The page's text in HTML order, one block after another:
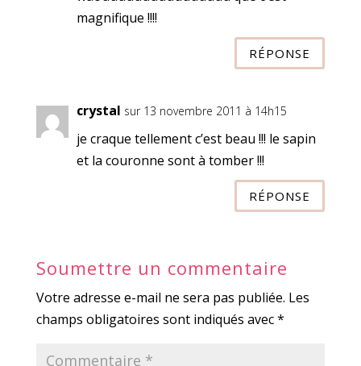
magnifique !!!!
RÉPONSE
crystal sur 13 novembre 2011 à 14h15
je craque tellement c’est beau !!! le sapin
et la couronne sont à tomber !!!
RÉPONSE
Soumettre un commentaire
Votre adresse e-mail ne sera pas publiée. Les
champs obligatoires sont indiqués avec*